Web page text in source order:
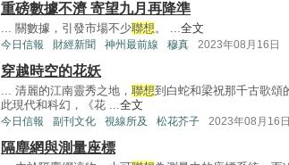
重磅數據不濟 寄望九月再降準
... 關數據，引發市場不少聯想。 ...全文
今日信報 財經新聞 神州最前線 穆真 2023年08月16日
穿越時空的花妖
... 清麗的江南靈秀之地， 聯想到白蛇和梁祝那千古歌頌
此現代和科幻，《花 ...全文
今日信報 副刊文化 視線所及 松花芥子 2023年08月16日
隔塵網與測量座標